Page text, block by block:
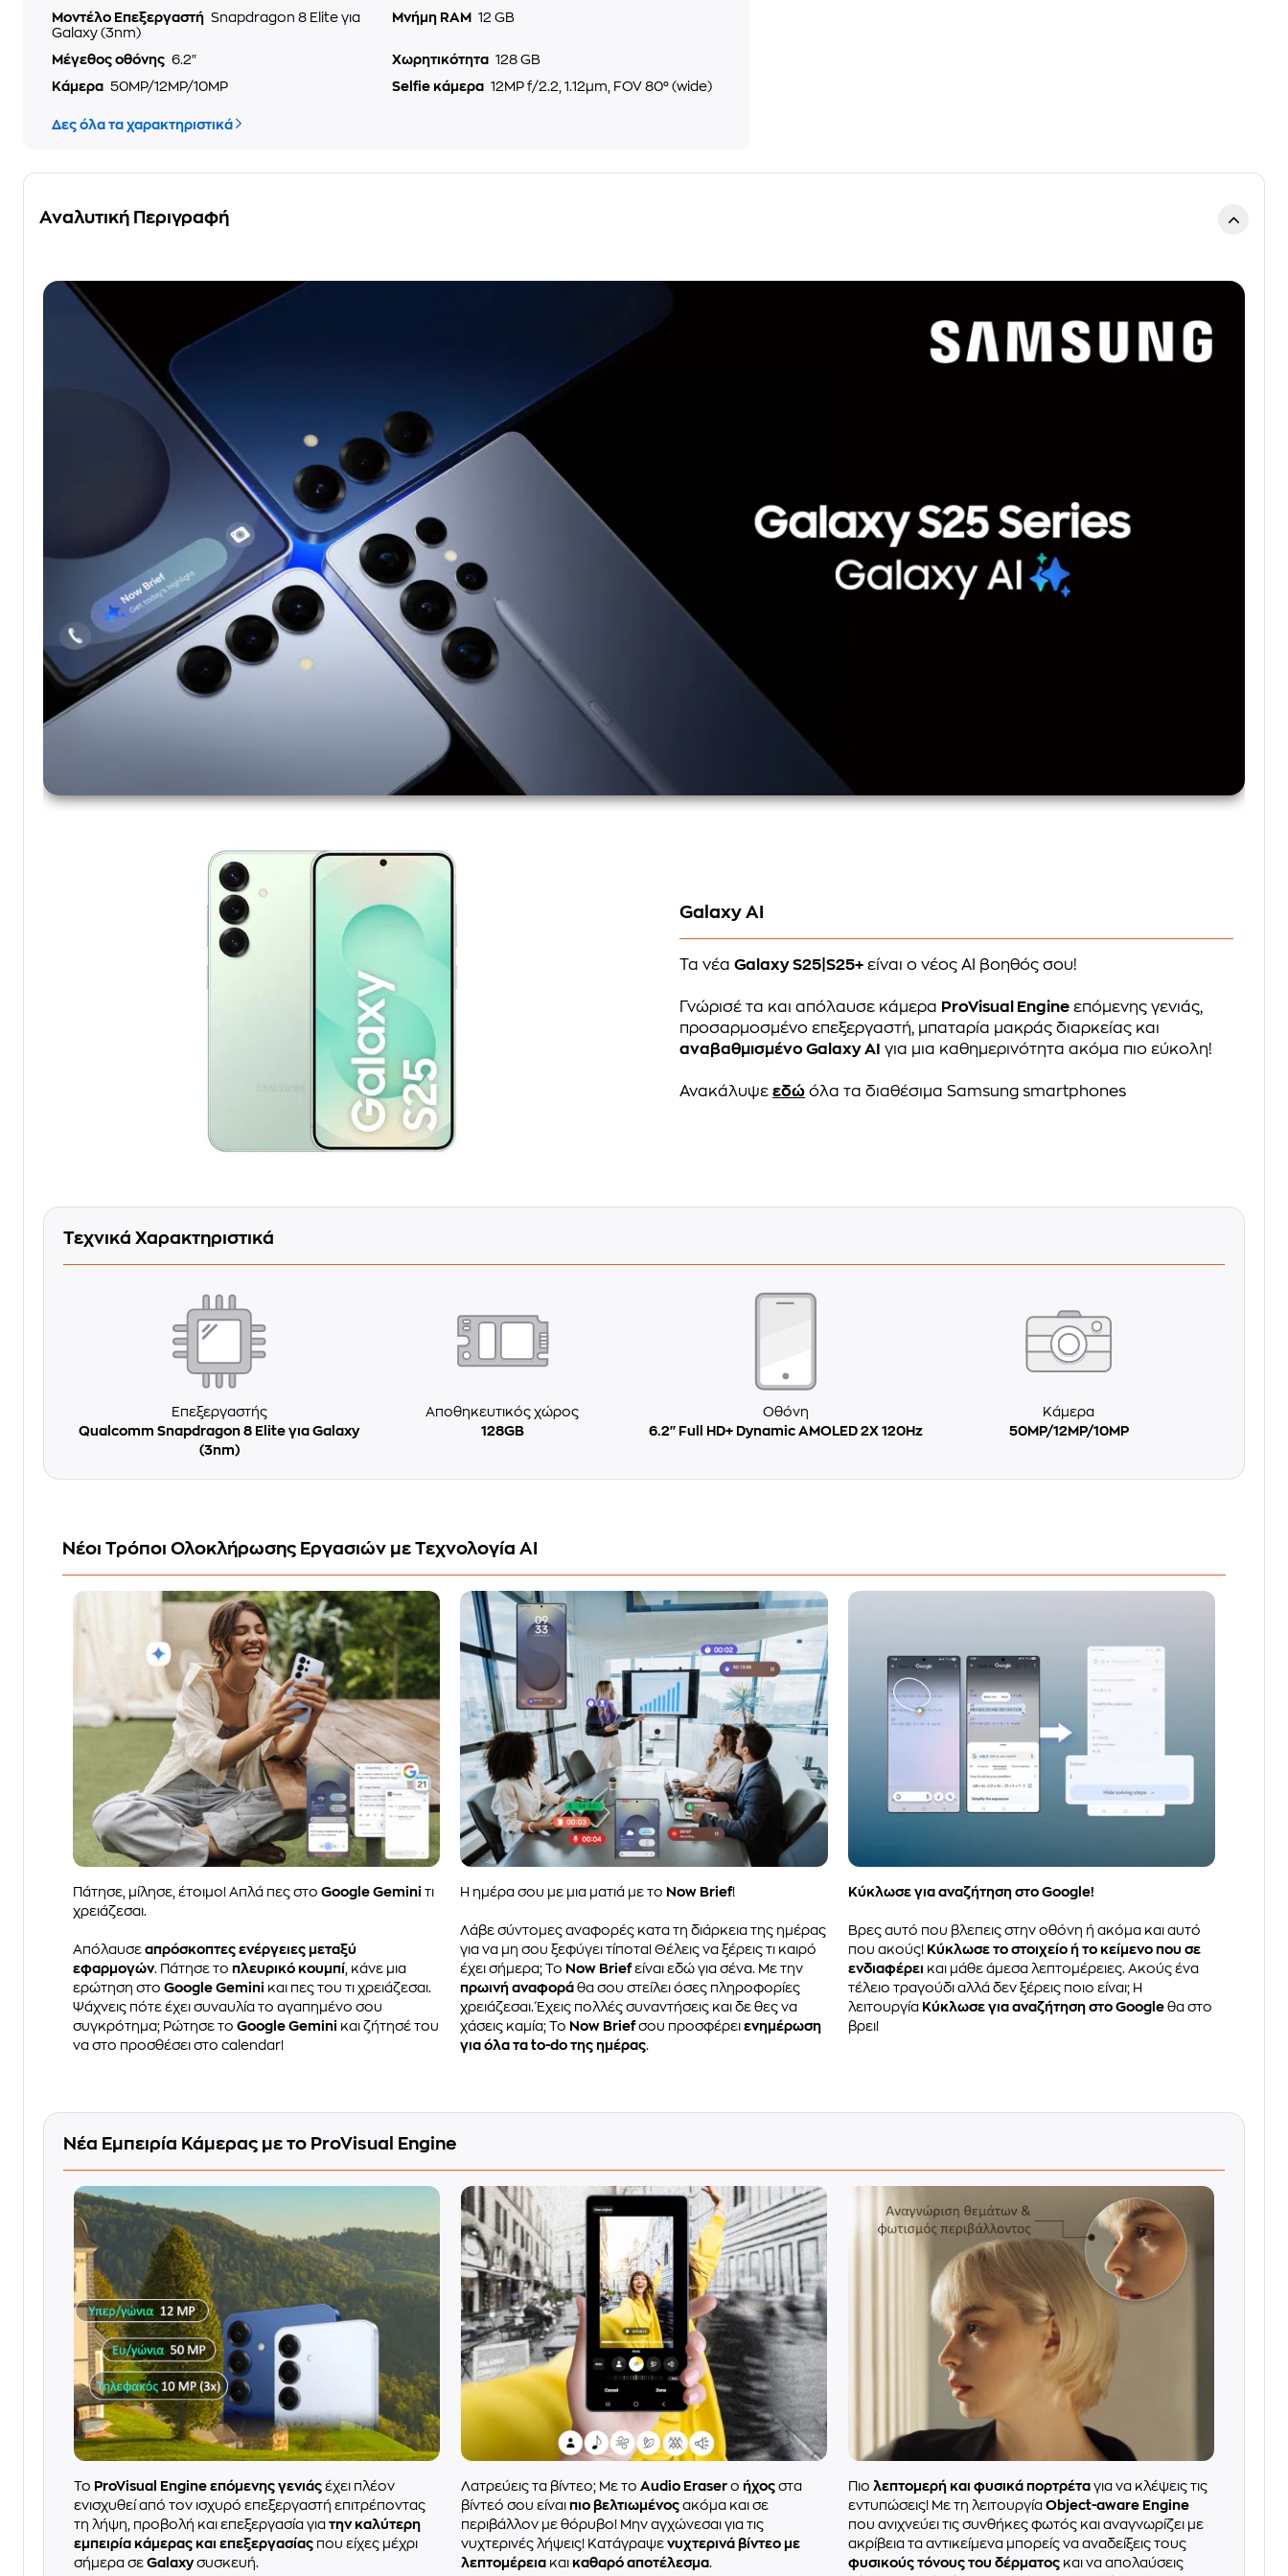
Μοντέλο Επεξεργαστή Snapdragon 8 Elite για
Galaxy (3nm)
Μνήμη RAM 12 GB
Μέγεθος οθόνης 6.2" Χωρητικότητα 128 GB
Κάμερα 50MP/12MP/10MP Selfie κάμερα 12MP f/2.2, 1.12µm, FOV 80° (wide)
Δες όλα τα χαρακτηριστικά
Αναλυτική Περιγραφή
Galaxy AI
Τα νέαGalaxy S25|S25+ είναι o νέος AI βοηθός σου!
Γνώρισέ τα και απόλαυσε κάμερα ProVisual Engine επόμενης γενιάς,
προσαρμοσμένο επεξεργαστή, μπαταρία μακράς διαρκείας και
αναβαθμισμένο Galaxy AI για μια καθημερινότητα ακόμα πιο εύκολη!
Ανακάλυψεεδώ όλα τα διαθέσιμα Samsung smartphones
Τεχνικά Χαρακτηριστικά
Επεξεργαστής
Qualcomm Snapdragon 8 Elite για Galaxy
(3nm)
Αποθηκευτικός χώρος
128GB
Οθόνη
6.2'' Full HD+ Dynamic AMOLED 2X 120Hz
Κάμερα
50MP/12MP/10MP
Νέοι Τρόποι Ολοκλήρωσης Εργασιών με Τεχνολογία AI
Πάτησε, μίλησε, έτοιμο! Απλά πες στο Google Gemini τι
χρειάζεσαι.
Απόλαυσε απρόσκοπτες ενέργειες μεταξύ
εφαρμογών. Πάτησε το πλευρικό κουμπί, κάνε μια
ερώτηση στο Google Gemini και πες του τι χρειάζεσαι.
Ψάχνεις πότε έχει συναυλία το αγαπημένο σου
συγκρότημα; Ρώτησε το Google Gemini και ζήτησέ του
να στο προσθέσει στο calendar!
Η ημέρα σου με μια ματιά με το Now Brief!
Λάβε σύντομες αναφορές κατα τη διάρκεια της ημέρας
για να μη σου ξεφύγει τίποτα! Θέλεις να ξέρεις τι καιρό
έχει σήμερα; Το Now Briefείναι εδώ για σένα. Με την
πρωινή αναφορά θα σου στείλει όσες πληροφορίες
χρειάζεσαι. Έχεις πολλές συναντήσεις και δε θες να
χάσεις καμία; Το Now Briefσου προσφέρειενημέρωση
για όλα τα to-do της ημέρας
Κύκλωσε για αναζήτηση στο Google!
Βρες αυτό που βλεπεις στην οθόνη ή ακόμα και αυτό
που ακούς! Κύκλωσε το στοιχείο ή το κείμενο που σε
ενδιαφέρει και μάθε άμεσα λεπτομέρειες. Ακούς ένα
τέλειο τραγούδι αλλά δεν ξέρεις ποιο είναι; Η
λειτουργία Κύκλωσε για αναζήτηση στο Googleθα στο
βρει!
Νέα Εμπειρία Κάμερας με το ProVisual Engine
Το ProVisual Engine επόμενης γενιάςέχει πλέον
ενισχυθεί από τον ισχυρό επεξεργαστή επιτρέποντας
τη λήψη, προβολή και επεξεργασία για την καλύτερη
εμπειρία κάμερας και επεξεργασίαςπου είχες μέχρι
σήμερα σε Galaxyσυσκευή.
Λατρεύεις τα βίντεο; Με το Audio Eraserο ήχοςστα
βίντεό σου είναι πιο βελτιωμένοςακόμα και σε
περιβάλλον με θόρυβο! Μην αγχώνεσαι για τις
νυχτερινές λήψεις! Κατάγραψε νυχτερινά βίντεο με
λεπτομέρειακαι καθαρό αποτέλεσμα.
Πιο λεπτομερή και φυσικά πορτρέταγια να κλέψεις τις
εντυπώσεις! Με τη λειτουργία Object-aware Engine
που ανιχνεύει τις συνθήκες φωτός και αναγνωρίζει με
ακρίβεια τα αντικείμενα μπορείς να αναδείξεις τους
φυσικούς τόνους του δέρματοςκαι να απολαύσεις